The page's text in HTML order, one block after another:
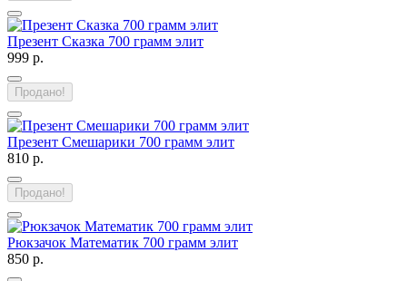
Презент Сказка 700 грамм элит
999 р.
Продано!
Презент Смешарики 700 грамм элит
810 р.
Продано!
Рюкзачок Математик 700 грамм элит
850 р.